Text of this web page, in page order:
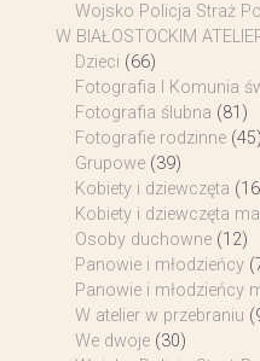
Wojsko Policja Straż
W BIAŁOSTOCKIM
Dzieci (66)
Fotografia I Komunia
Fotografia ślubna (81)
Fotografie rodzinne (45)
Grupowe (39)
Kobiety i dziewczęta
Kobiety i dziewczęta
Osoby duchowne (12)
Panowie i młodzieńcy
Panowie i młodzieńcy
W atelier w przebraniu
We dwoje (30)